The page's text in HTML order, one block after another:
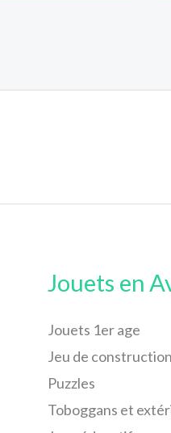
Jouets en
Jouets 1er age
Jeu de construction
Puzzles
Toboggans et